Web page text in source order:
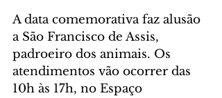
A data comemorativa faz alusão
a São Francisco de Assis,
padroeiro dos animais. Os
atendimentos vão ocorrer das
10h às 17h, no Espaço